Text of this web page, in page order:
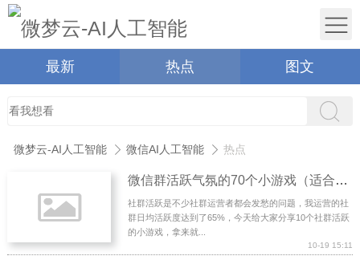
最新 热点 图文
微梦云-AI人工智能 微信AI人工智能 热点
微信群活跃气氛的70个小游戏（适合微信群玩的互动游戏）
社群活跃是不少社群运营者都会发愁的问题，我运营的社
群日均活跃度达到了65%，今天给大家分享10个社群活跃
的小游戏，拿来就...
10-19 15:11